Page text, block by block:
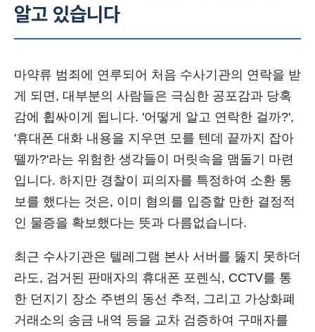
알고 있습니다
마약류 범죄에 연루되어 처음 수사기관의 연락을 받
게 되면, 대부분의 사람들은 극심한 공포감과 당혹
감에 휩싸이게 됩니다. '어떻게 알고 연락한 걸까?',
'휴대폰 대화 내용을 지우면 모를 텐데 끝까지 잡아
뗄까?'라는 위험한 생각들이 머릿속을 맴돌기 마련
입니다. 하지만 경찰이 피의자를 특정하여 소환 통
보를 했다는 것은, 이미 혐의를 입증할 만한 결정적
인 물증을 확보했다는 뜻과 다름없습니다.
최근 수사기관은 텔레그램 본사 서버를 뚫지 못하더
라도, 검거된 판매자의 휴대폰 포렌식, CCTV를 통
한 던지기 장소 주변의 동선 추적, 그리고 가상화폐
거래소의 송금 내역 등을 교차 검증하여 구매자를